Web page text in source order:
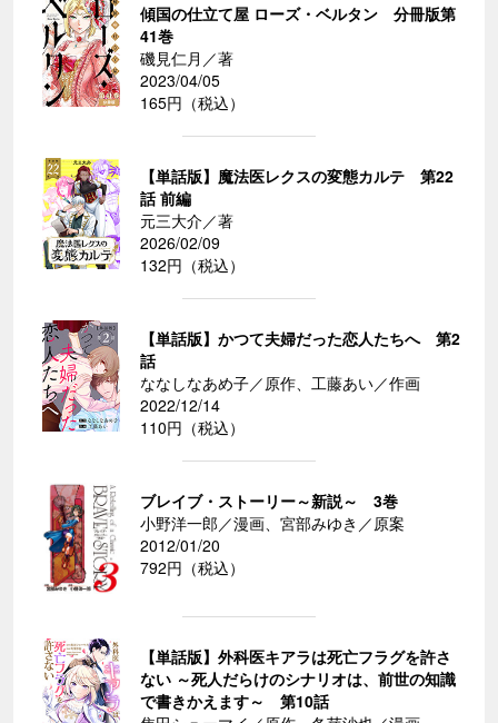
傾国の仕立て屋 ローズ・ベルタン 分冊版第
41巻
磯見仁月／著
2023/04/05
165円（税込）
【単話版】魔法医レクスの変態カルテ 第22
話 前編
元三大介／著
2026/02/09
132円（税込）
【単話版】かつて夫婦だった恋人たちへ 第2
話
ななしなあめ子／原作、工藤あい／作画
2022/12/14
110円（税込）
ブレイブ・ストーリー～新説～ 3巻
小野洋一郎／漫画、宮部みゆき／原案
2012/01/20
792円（税込）
【単話版】外科医キアラは死亡フラグを許さ
ない ～死人だらけのシナリオは、前世の知識
で書きかえます～ 第10話